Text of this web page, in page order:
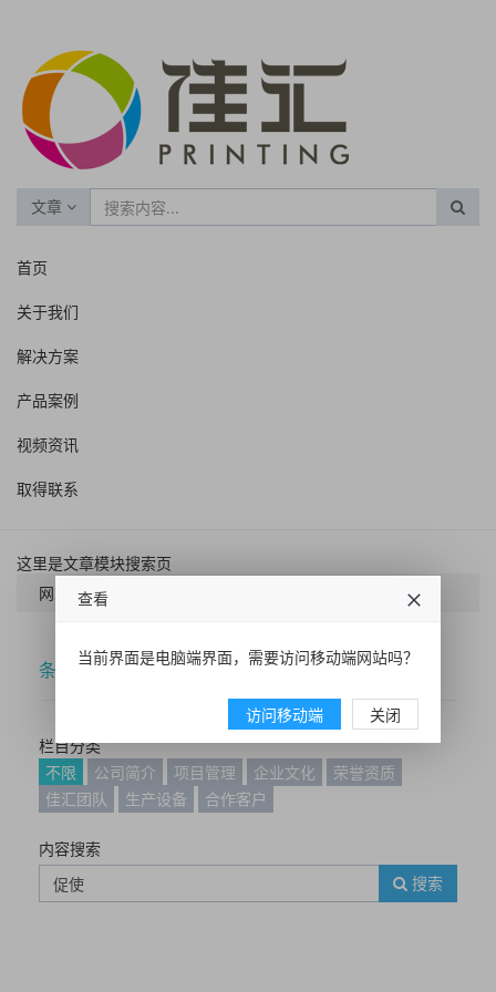
文章
首页
关于我们
解决方案
产品案例
视频资讯
取得联系
这里是文章模块搜索页
网站首页
条件筛选
栏目分类
不限
公司简介 项目管理 企业文化
荣誉资质
佳汇团队
生产设备 合作客户
内容搜索
搜索
查看
当前界面是电脑端界面，需要访问移动端网站吗？
访问移动端 关闭